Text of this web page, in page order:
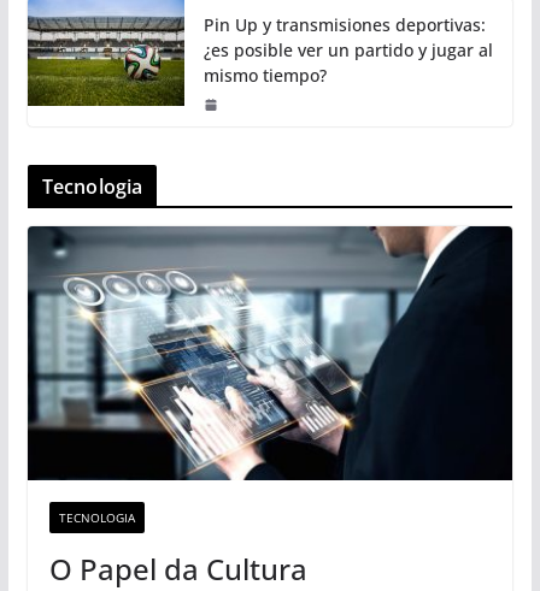
Pin Up y transmisiones deportivas:
¿es posible ver un partido y jugar al
mismo tiempo?
Tecnologia
TECNOLOGIA
O Papel da Cultura